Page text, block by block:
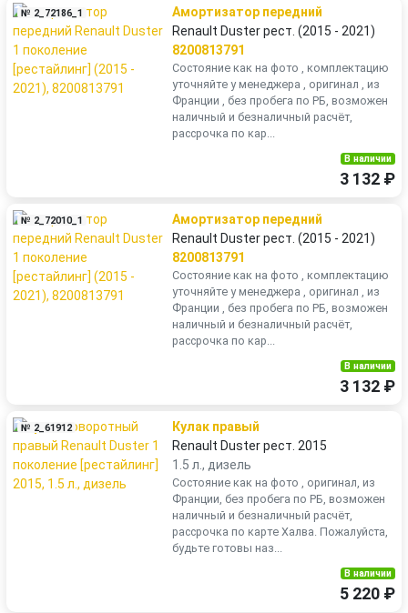
№ 2_72186_1
Амортизатор передний
Renault Duster рест. (2015 - 2021)
8200813791
Состояние как на фото , комплектацию
уточняйте у менеджера , оригинал , из
Франции , без пробега по РБ, возможен
наличный и безналичный расчёт,
рассрочка по кар...
В наличии
3 132 ₽
№ 2_72010_1
Амортизатор передний
Renault Duster рест. (2015 - 2021)
8200813791
Состояние как на фото , комплектацию
уточняйте у менеджера , оригинал , из
Франции , без пробега по РБ, возможен
наличный и безналичный расчёт,
рассрочка по кар...
В наличии
3 132 ₽
№ 2_61912
Кулак правый
Renault Duster рест. 2015
1.5 л., дизель
Состояние как на фото , оригинал, из
Франции, без пробега по РБ, возможен
наличный и безналичный расчёт,
рассрочка по карте Халва. Пожалуйста,
будьте готовы наз...
В наличии
5 220 ₽